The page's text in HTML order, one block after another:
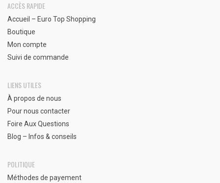
ACCÈS RAPIDE
Accueil – Euro Top Shopping
Boutique
Mon compte
Suivi de commande
LIENS UTILES
À propos de nous
Pour nous contacter
Foire Aux Questions
Blog – Infos & conseils
POLITIQUE
Méthodes de payement